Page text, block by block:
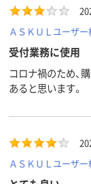
ＡＳＫＵＬユーザー
受付業務に使用
コロナ禍のため、
あると思います。
ＡＳＫＵＬユーザー